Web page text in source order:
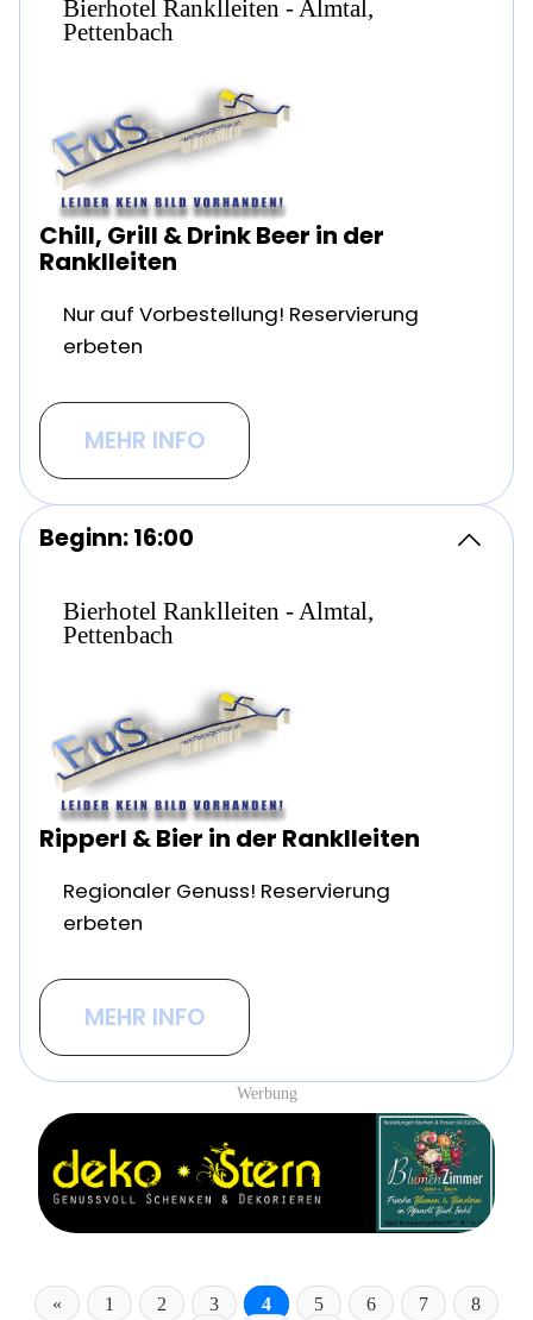
Bierhotel Ranklleiten - Almtal,
Pettenbach
Chill, Grill & Drink Beer in der
Ranklleiten
Nur auf Vorbestellung! Reservierung
erbeten
MEHR INFO
Beginn: 16:00
Bierhotel Ranklleiten - Almtal,
Pettenbach
Ripperl & Bier in der Ranklleiten
Regionaler Genuss! Reservierung
erbeten
MEHR INFO
Werbung
« 1 2 3 4 5 6 7
8